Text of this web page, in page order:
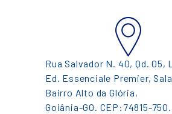
Rua Salvador N. 40, Qd. 05,
Ed. Essenciale Premier,
Bairro Alto da Glória,
Goiânia-GO. CEP:74815-750.